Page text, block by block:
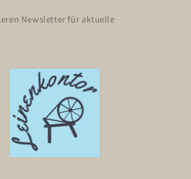
Newsletter für aktuelle